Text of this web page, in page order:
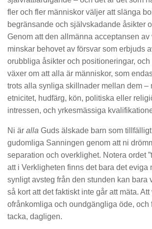
fler och fler människor väljer att slänga
begränsande och självskadande åsikter
Genom att den allmänna acceptansen av
minskar behovet av försvar som erbjuds
orubbliga åsikter och positioneringar,
växer om att alla är människor, som
trots alla synliga skillnader mellan dem –
etnicitet, hudfärg, kön, politiska eller
intressen, och yrkesmässiga
Ni är alla Guds älskade barn som
gudomliga Sanningen genom att ni
separation och overklighet. Notera ordet
att i Verkligheten finns det bara det eviga
synligt avsteg från den stunden kan bara
så kort att det faktiskt inte går att mäta.
ofrånkomliga och oundgängliga öde, och
tacka, dagligen.